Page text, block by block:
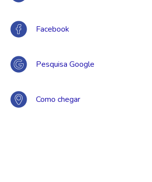
Facebook
Pesquisa Google
Como chegar